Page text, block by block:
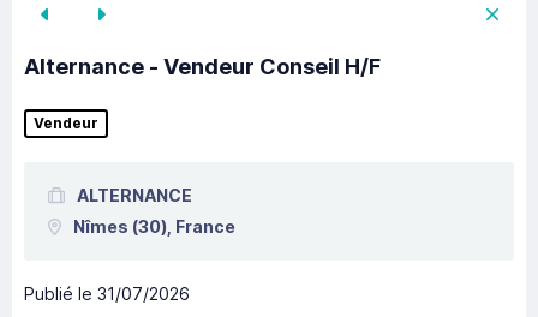
Alternance - Vendeur Conseil H/F
Vendeur
ALTERNANCE
Nîmes (30), France
Publié le 31/07/2026